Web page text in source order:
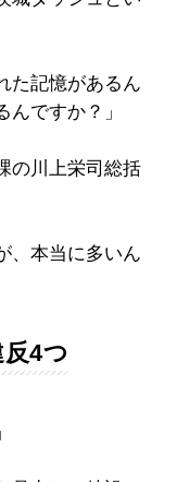
た記憶があるん
ですか？」
の川上栄司総括
、本当に多いん
4つ